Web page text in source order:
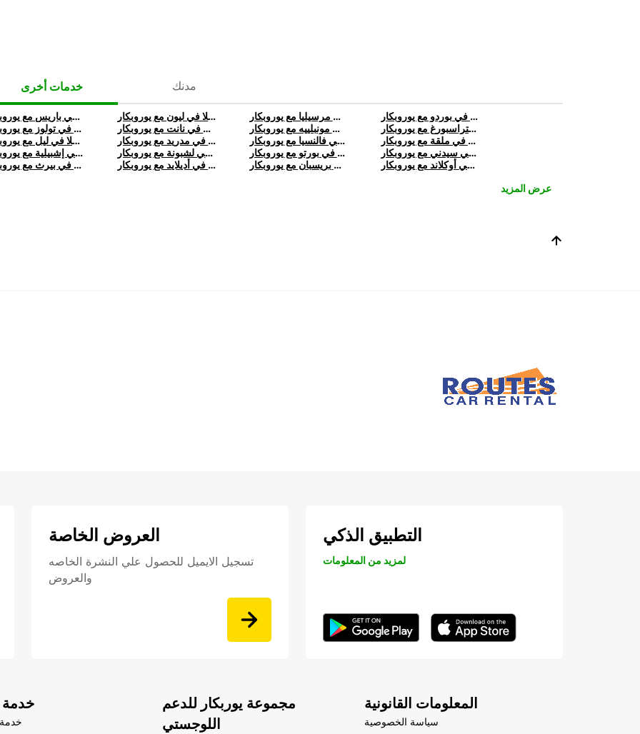
خدمات أخرى مدنك
تأجير تسلا في باريس مع يوروبكار تأجير تسلا في ليون مع يوروبكار تأجير تسلا في مرسيليا مع يوروبكار
تأجير تسلا في بوردو مع يوروبكار
تأجير تسلا في تولوز مع يوروبكار
تأجير تسلا في نانت مع يوروبكار تأجير تسلا في مونبلييه مع يوروبكار
تأجير تسلا في ستراسبورغ مع يوروبكار
تأجير تسلا في ليل مع يوروبكار
تأجير تسلا في مدريد مع يوروبكار تأجير تسلا في فالنسيا مع يوروبكار
تأجير تسلا في ملقة مع يوروبكار
تأجير تسلا في إشبيلية مع يوروبكار
تأجير تسلا في لشبونة مع يوروبكار تأجير تسلا في بورتو مع يوروبكار
تأجير تسلا في سيدني مع يوروبكار
تأجير تسلا في بيرث مع يوروبكار
تأجير تسلا في أديلايد مع يوروبكار تأجير تسلا في بريسبان مع يوروبكار
تأجير تسلا في أوكلاند مع يوروبكار
عرض المزيد
العروض الخاصة
تسجيل الايميل للحصول علي النشرة الخاصه
والعروض
التطبيق الذكي
لمزيد من المعلومات
خدمة
مجموعة يوربكار للدعم
اللوجستي
المعلومات القانونية
سياسة الخصوصية